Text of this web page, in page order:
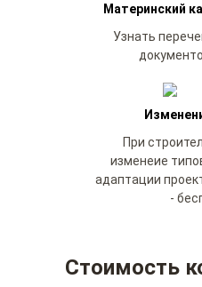
Материнский
Узнать
При
изменеие
адаптации
-
Стоимость